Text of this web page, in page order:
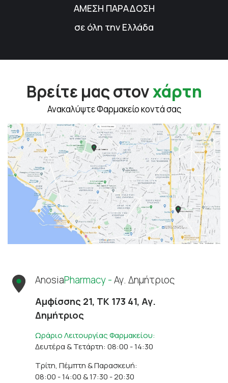
ΑΜΕΣΗ ΠΑΡΑΔΟΣΗ
σε όλη την Ελλάδα
Βρείτε μας στονχάρτη
Ανακαλύψτε Φαρμακείο κοντά σας
AnosiaPharmacy -Αγ. Δημήτριος
Αμφίσσης 21, ΤΚ 173 41, Αγ.
Δημήτριος
Ωράριο Λειτουργίας Φαρμακείου:
Δευτέρα & Τετάρτη: 08:00 - 14:30
Τρίτη, Πέμπτη & Παρασκευή:
08:00 - 14:00 & 17:30 - 20:30